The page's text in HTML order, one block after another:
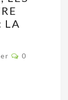
LA
0